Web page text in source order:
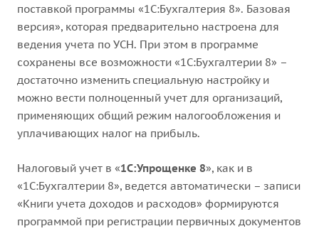
поставкой программы «1С:Бухгалтерия 8». Базовая
версия», которая предварительно настроена для
ведения учета по УСН. При этом в программе
сохранены все возможности «1С:Бухгалтерии 8» –
достаточно изменить специальную настройку и
можно вести полноценный учет для организаций,
применяющих общий режим налогообложения и
уплачивающих налог на прибыль.
Налоговый учет в «1С:Упрощенке 8», как и в
«1С:Бухгалтерии 8», ведется автоматически – записи
«Книги учета доходов и расходов» формируются
программой при регистрации первичных документов